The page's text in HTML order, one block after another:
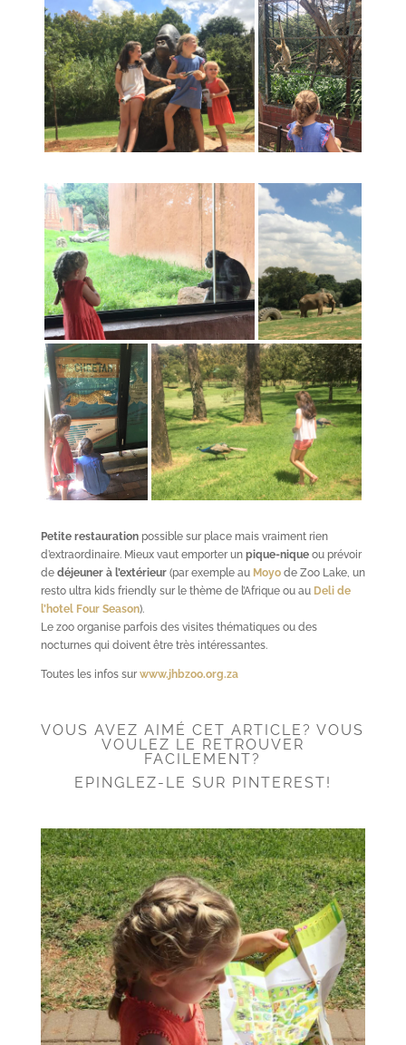
Petite restaurationpossible sur place mais vraiment rien
d’extraordinaire. Mieux vaut emporter un pique-niqueou prévoir
de déjeuner à l’extérieur(par exemple au Moyode Zoo Lake, un
resto ultra kids friendly sur le thème de l’Afrique ou au Deli de
l’hotel Four Season).
Le zoo organise parfois des visites thématiques ou des
nocturnes qui doivent être très intéressantes.
Toutes les infos sur www.jhbzoo.org.za
VOUS AVEZ AIMÉ CET ARTICLE? VOUS
VOULEZ LE RETROUVER
FACILEMENT?
EPINGLEZ-LE SUR PINTEREST!